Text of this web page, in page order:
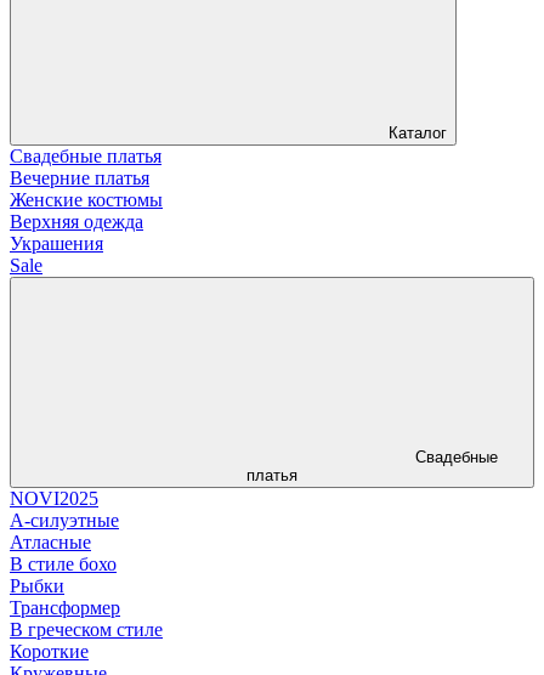
Каталог
Свадебные платья
Вечерние платья
Женские костюмы
Верхняя одежда
Украшения
Sale
Свадебные
платья
NOVI2025
А-силуэтные
Атласные
В стиле бохо
Рыбки
Трансформер
В греческом стиле
Короткие